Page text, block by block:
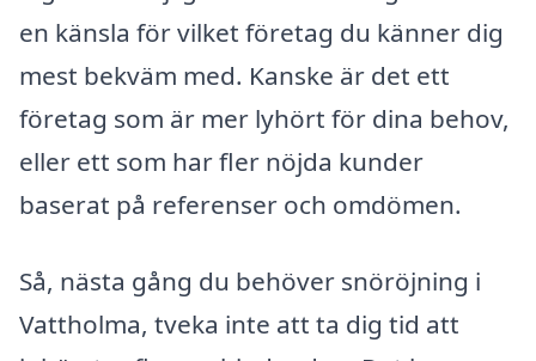
en känsla för vilket företag du känner dig
mest bekväm med. Kanske är det ett
företag som är mer lyhört för dina behov,
eller ett som har fler nöjda kunder
baserat på referenser och omdömen.
Så, nästa gång du behöver snöröjning i
Vattholma, tveka inte att ta dig tid att